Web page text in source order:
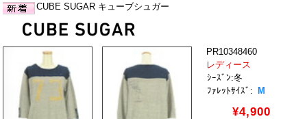
CUBE SUGAR キューブシュガー
PR10348460
レディース
ｼｰｽﾞﾝ:冬
ﾌｧﾚｯﾄｻｲｽﾞ:
M
¥4,900